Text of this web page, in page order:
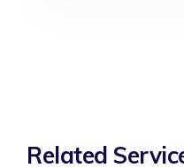
Related